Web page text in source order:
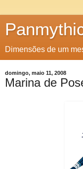
Dimensões de um
domingo, maio 11, 2008
Marina de